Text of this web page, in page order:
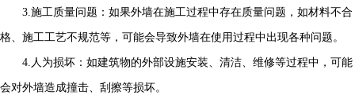
3.施工质量问题：如果外墙在施工过程中存在质量问题，如材料不合
格、施工工艺不规范等，可能会导致外墙在使用过程中出现各种问题。
4.人为损坏：如建筑物的外部设施安装、清洁、维修等过程中，可能
会对外墙造成撞击、刮擦等损坏。